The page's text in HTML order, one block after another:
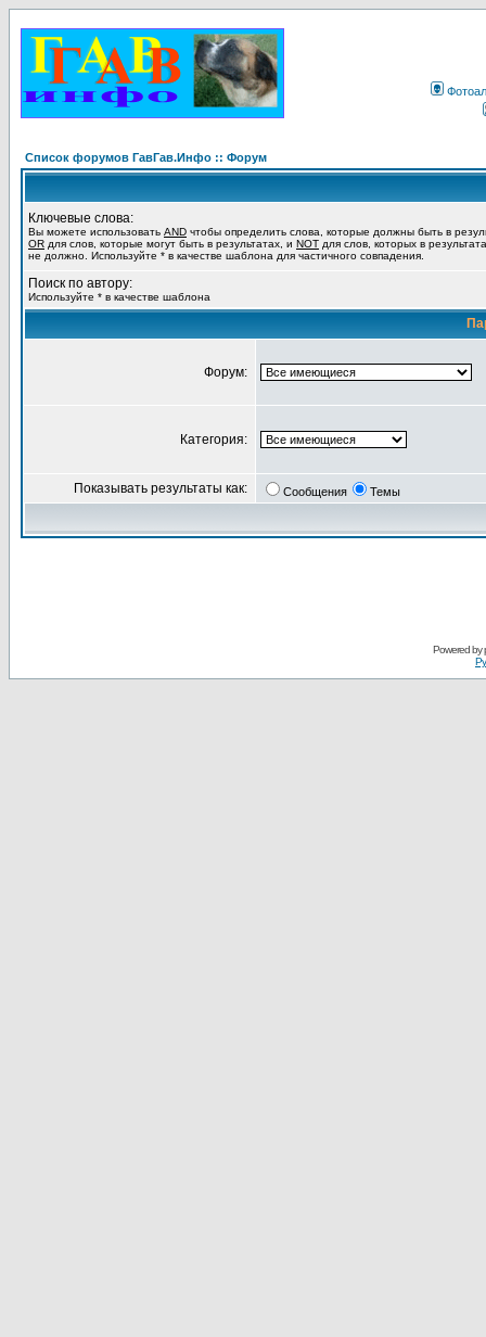
Список форумов ГавГав.Инфо :: Форум
Ключевые слова:
Вы можете использовать AND чтобы определить слова, которые должны быть в
OR для слов, которые могут быть в результатах, и NOT для слов, которых в
не должно. Используйте * в качестве шаблона для частичного совпадения.
Поиск по автору:
Используйте * в качестве шаблона
Форум:
Категория:
Показывать результаты как: Сообщения Темы
Powered by